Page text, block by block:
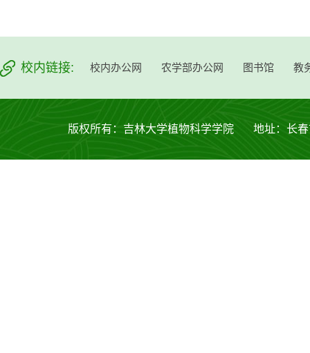
校内链接: 校内办公网 农学部办公网 图书馆 教
版权所有：吉林大学植物科学学院 地址：长